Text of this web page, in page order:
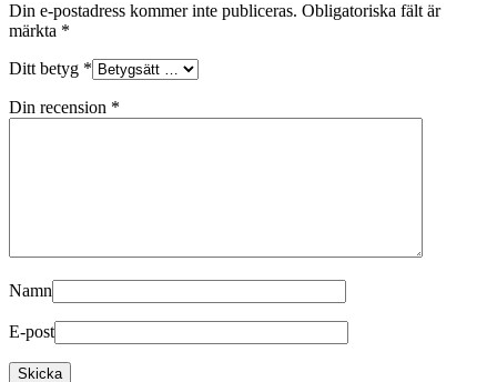
Din e-postadress kommer inte publiceras. Obligatoriska fält är
märkta *
Ditt betyg *
Din recension *
Namn
E-post